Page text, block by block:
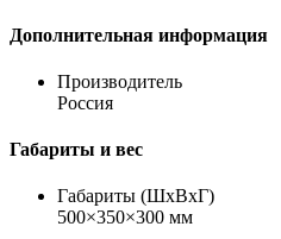
Дополнительная информация
Производитель
Россия
Габариты и вес
Габариты (ШхВхГ)
500×350×300 мм